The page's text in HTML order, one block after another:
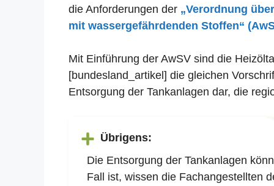
die Anforderungen der „Verordnung
mit wassergefährdenden Stoffen“
Mit Einführung der AwSV sind die
[bundesland_artikel] die gleichen
Entsorgung der Tankanlagen dar, die
Übrigens:
Die Entsorgung der Tankanlagen
Fall ist, wissen die Fachangestellten